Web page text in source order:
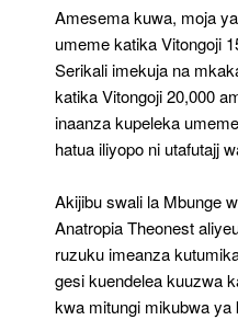
Amesema kuwa, moja
umeme katika Vitongoji
Serikali imekuja na
katika Vitongoji 20,000
inaanza kupeleka
hatua iliyopo ni utafutajj
Akijibu swali la Mbunge
Anatropia Theonest
ruzuku imeanza
gesi kuendelea kuuzwa
kwa mitungi mikubwa ya